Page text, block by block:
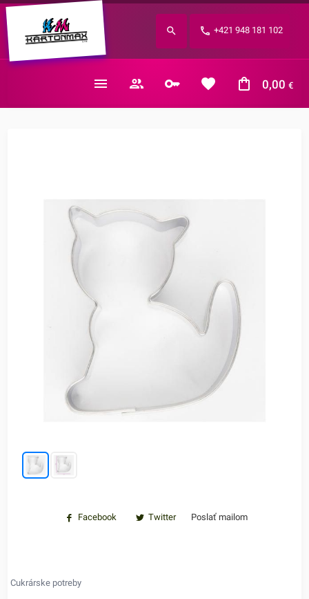
+421 948 181 102
0,00 €
Zabudnuté heslo?
E-mail
Facebook Twitter Poslať mailom
Cukrárske potreby